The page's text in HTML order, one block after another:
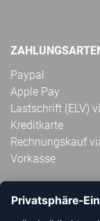
Paypal
Apple Pay
Lastschrift (ELV)
Kreditkarte
Rechnungskauf
Vorkasse
ABONNIERE